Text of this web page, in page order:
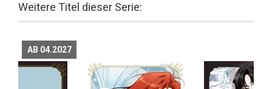
Weitere Titel dieser Serie:
AB 04.2027